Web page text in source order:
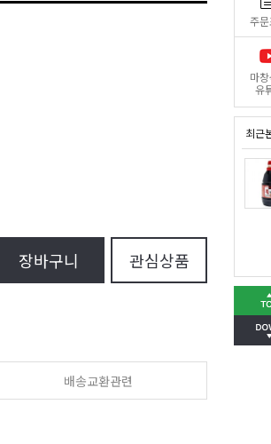
주
마
유
최근
장바구니 관심상품
배송교환관련